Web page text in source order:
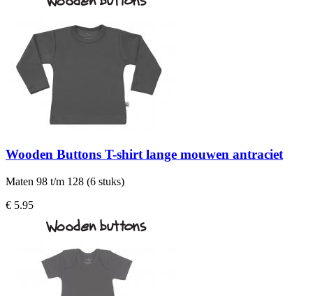
Wooden Buttons T-shirt lange mouwen antraciet
Maten 98 t/m 128 (6 stuks)
€ 5.95